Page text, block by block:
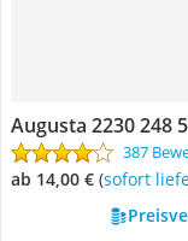
Augusta 2230 248
387
ab 14,00 € ( Sofort